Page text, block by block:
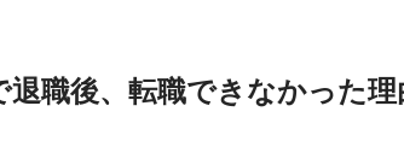
職後、転職できなかった理